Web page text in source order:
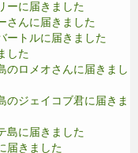
ーに届きました
さんに届きました
ートルに届きました
した
のロメオさんに届きまし
のジェイコブ君に届きま
島に届きました
届きました